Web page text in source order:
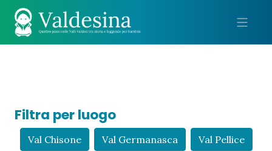
Filtra per luogo
Val Chisone Val Germanasca Val Pellice